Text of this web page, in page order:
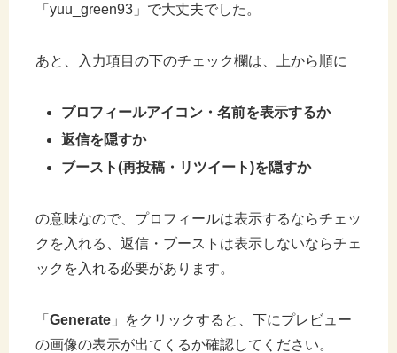
「yuu_green93」で大丈夫でした。
あと、入力項目の下のチェック欄は、上から順に
プロフィールアイコン・名前を表示するか
返信を隠すか
ブースト(再投稿・リツイート)を隠すか
の意味なので、プロフィールは表示するならチェッ
クを入れる、返信・ブーストは表示しないならチェ
ックを入れる必要があります。
「 Generate 」をクリックすると、下にプレビュー
の画像の表示が出てくるか確認してください。